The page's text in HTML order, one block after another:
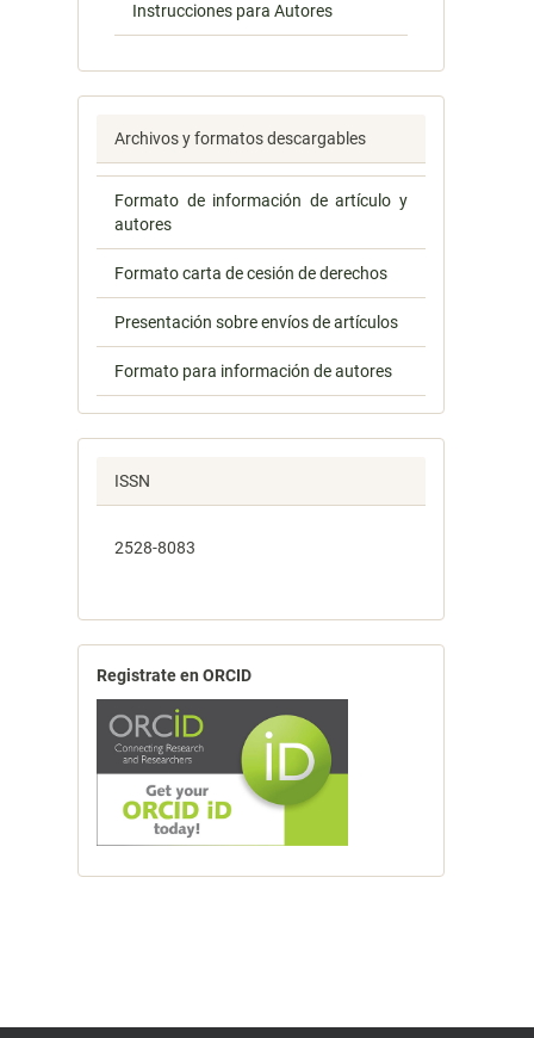
Instrucciones para Autores
Archivos y formatos descargables
Formato de información de artículo y
autores
Formato carta de cesión de derechos
Presentación sobre envíos de artículos
Formato para información de autores
ISSN
2528-8083
Registrate en ORCID